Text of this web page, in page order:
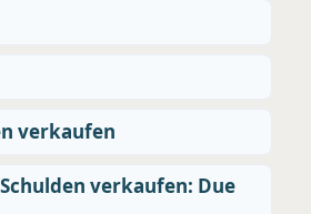
verkaufen
verkaufen: Due